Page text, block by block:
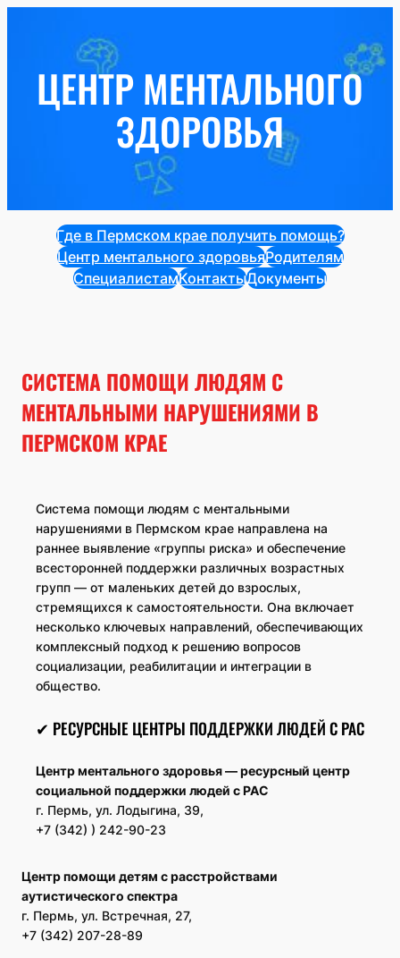
содержимому
ЦЕНТР МЕНТАЛЬНОГО
ЗДОРОВЬЯ
Где в Пермском крае получить помощь?
Центр ментального здоровьяРодителям
СпециалистамКонтактыДокументы
СИСТЕМА ПОМОЩИ ЛЮДЯМ С
МЕНТАЛЬНЫМИ НАРУШЕНИЯМИ В
ПЕРМСКОМ КРАЕ
Система помощи людям с ментальными
нарушениями в Пермском крае направлена на
раннее выявление «группы риска» и обеспечение
всесторонней поддержки различных возрастных
групп — от маленьких детей до взрослых,
стремящихся к самостоятельности. Она включает
несколько ключевых направлений, обеспечивающих
комплексный подход к решению вопросов
социализации, реабилитации и интеграции в
общество.
✔ РЕСУРСНЫЕ ЦЕНТРЫ ПОДДЕРЖКИ ЛЮДЕЙ С РАС
Центр ментального здоровья — ресурсный центр
социальной поддержки людей с РАС
г. Пермь, ул. Лодыгина, 39,
+7 (342) ) 242-90-23
Центр помощи детям с расстройствами
аутистического спектра
г. Пермь, ул. Встречная, 27,
+7 (342) 207-28-89